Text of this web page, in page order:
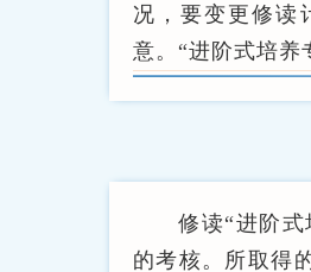
况，要变更修读
意。“进阶式培养
修读“进阶
的考核。所取得